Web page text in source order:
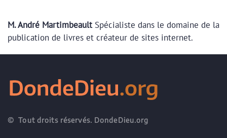
M. André MartimbeaultSpécialiste dans le domaine de la
publication de livres et créateur de sites internet.
© Tout droits réservés. DondeDieu.org